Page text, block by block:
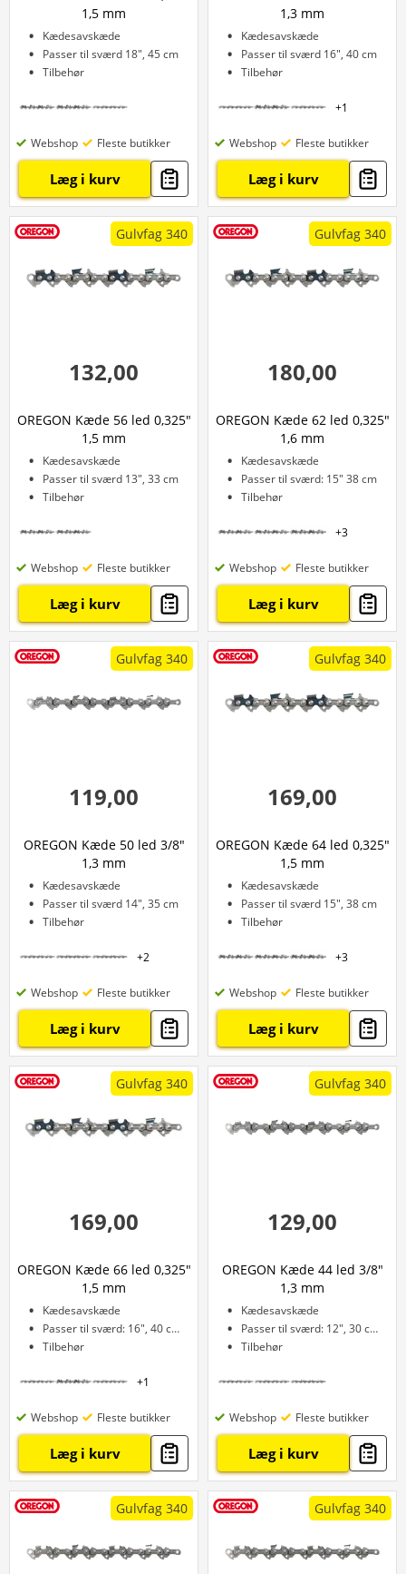
1,5 mm
Kædesavskæde
Passer til sværd 18", 45 cm
Tilbehør
Webshop Fleste butikker
Læg i kurv
1,3 mm
Kædesavskæde
Passer til sværd 16", 40 cm
Tilbehør
+1
Webshop Fleste butikker
Læg i kurv
Gulvfag 340
132,00
OREGON Kæde 56 led 0,325"
1,5 mm
Kædesavskæde
Passer til sværd 13", 33 cm
Tilbehør
Webshop Fleste butikker
Læg i kurv
Gulvfag 340
180,00
OREGON Kæde 62 led 0,325"
1,6 mm
Kædesavskæde
Passer til sværd: 15" 38 cm
Tilbehør
+3
Webshop Fleste butikker
Læg i kurv
Gulvfag 340
119,00
OREGON Kæde 50 led 3/8"
1,3 mm
Kædesavskæde
Passer til sværd 14", 35 cm
Tilbehør
+2
Webshop Fleste butikker
Læg i kurv
Gulvfag 340
169,00
OREGON Kæde 64 led 0,325"
1,5 mm
Kædesavskæde
Passer til sværd 15", 38 cm
Tilbehør
+3
Webshop Fleste butikker
Læg i kurv
Gulvfag 340
169,00
OREGON Kæde 66 led 0,325"
1,5 mm
Kædesavskæde
Passer til sværd: 16", 40 cm
Tilbehør
+1
Webshop Fleste butikker
Læg i kurv
Gulvfag 340
129,00
OREGON Kæde 44 led 3/8"
1,3 mm
Kædesavskæde
Passer til sværd: 12", 30 cm
Tilbehør
Webshop Fleste butikker
Læg i kurv
Gulvfag 340 Gulvfag 340